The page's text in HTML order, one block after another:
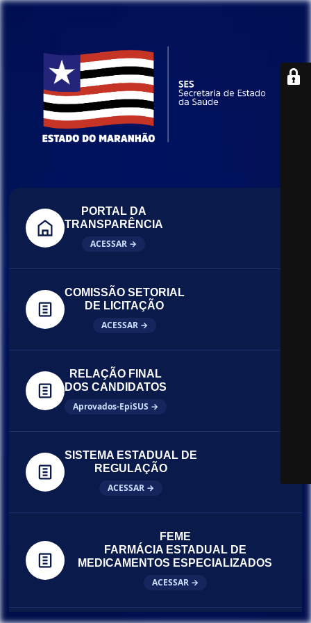
PORTAL DA
TRANSPARÊNCIA
ACESSAR →
COMISSÃO SETORIAL
DE LICITAÇÃO
ACESSAR →
RELAÇÃO FINAL
DOS CANDIDATOS
Aprovados-EpiSUS →
SISTEMA ESTADUAL DE
REGULAÇÃO
ACESSAR →
FEME
FARMÁCIA ESTADUAL DE
MEDICAMENTOS ESPECIALIZADOS
ACESSAR →